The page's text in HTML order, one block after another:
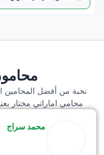
نخبة من أفضل المحامين
محامي اماراتي مختار
محمد سراج